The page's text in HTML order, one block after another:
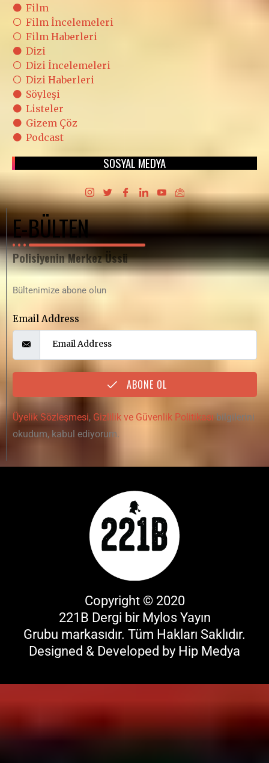
Film
Film İncelemeleri
Film Haberleri
Dizi
Dizi İncelemeleri
Dizi Haberleri
Söyleşi
Listeler
Gizem Çöz
Podcast
SOSYAL MEDYA
E-BÜLTEN
Polisiyenin Merkez Üssü
Bültenimize abone olun
Email Address
ABONE OL
Üyelik Sözleşmesi, Gizlilik ve Güvenlik Politikası bilgilerini
okudum, kabul ediyorum.
Copyright © 2020
221B Dergi bir Mylos Yayın
Grubu markasıdır. Tüm Hakları Saklıdır.
Designed & Developed by Hip Medya